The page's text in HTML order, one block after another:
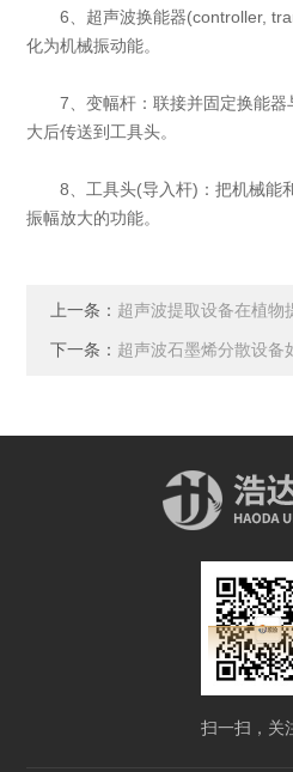
6、超声波换能器(controller,
化为机械振动能。
7、变幅杆：联接并固定换能器
大后传送到工具头。
8、工具头(导入杆)：把机械能
振幅放大的功能。
上一条： 超声波提取设备在植物
下一条： 超声波石墨烯分散设备
扫一扫，关